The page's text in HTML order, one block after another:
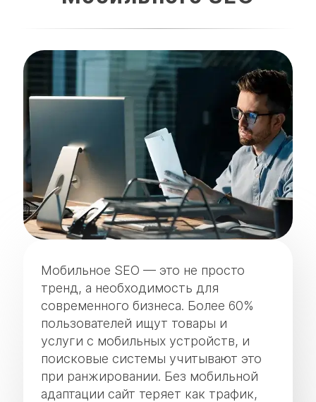
Мобильное SEO — это не просто
тренд, а необходимость для
современного бизнеса. Более 60%
пользователей ищут товары и
услуги с мобильных устройств, и
поисковые системы учитывают это
при ранжировании. Без мобильной
адаптации сайт теряет как трафик,